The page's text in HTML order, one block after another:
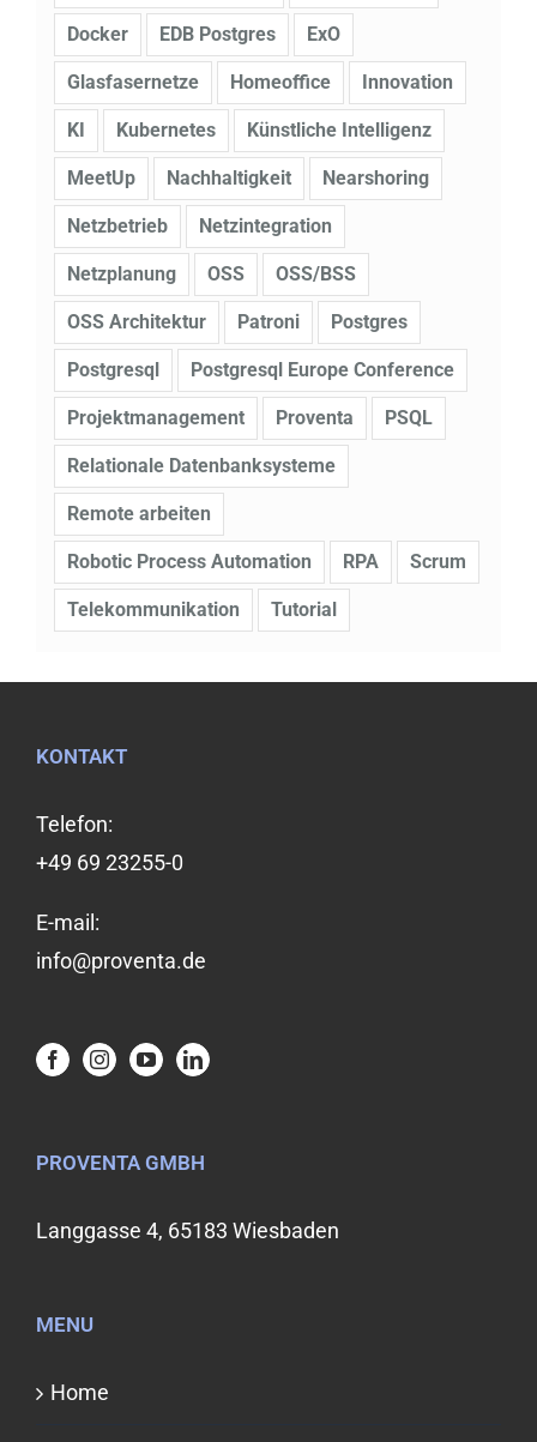
Docker EDB Postgres ExO
Glasfasernetze Homeoffice Innovation
KI Kubernetes Künstliche Intelligenz
MeetUp Nachhaltigkeit Nearshoring
Netzbetrieb Netzintegration
Netzplanung OSS OSS/BSS
OSS Architektur Patroni Postgres
Postgresql Postgresql Europe Conference
Projektmanagement Proventa PSQL
Relationale Datenbanksysteme
Remote arbeiten
Robotic Process Automation RPA Scrum
Telekommunikation Tutorial
KONTAKT
Telefon:
+49 69 23255-0
E-mail:
info@proventa.de
PROVENTA GMBH
Langgasse 4, 65183 Wiesbaden
MENU
Home